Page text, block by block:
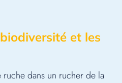
et les
dans un rucher de la